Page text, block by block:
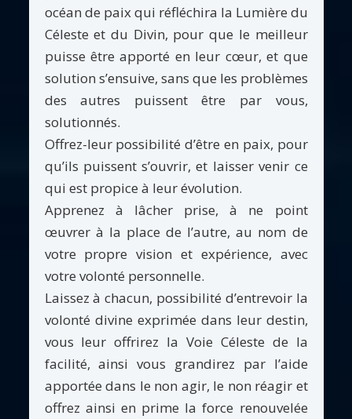
océan de paix qui réfléchira la Lumière du
Céleste et du Divin, pour que le meilleur
puisse être apporté en leur cœur, et que
solution s’ensuive, sans que les problèmes
des autres puissent être par vous,
solutionnés.
Offrez-leur possibilité d’être en paix, pour
qu’ils puissent s’ouvrir, et laisser venir ce
qui est propice à leur évolution.
Apprenez à lâcher prise, à ne point
œuvrer à la place de l’autre, au nom de
votre propre vision et expérience, avec
votre volonté personnelle.
Laissez à chacun, possibilité d’entrevoir la
volonté divine exprimée dans leur destin,
vous leur offrirez la Voie Céleste de la
facilité, ainsi vous grandirez par l’aide
apportée dans le non agir, le non réagir et
offrez ainsi en prime la force renouvelée